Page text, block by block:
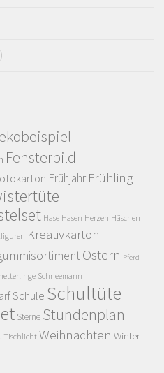
Fensterbild
Frühjahr Frühling
Hase Hasen Herzen Häschen
Kreativkarton
Ostern Pferd
Schneemann
Schule Schultüte
Sterne Stundenplan
Tischlicht Weihnachten Winter